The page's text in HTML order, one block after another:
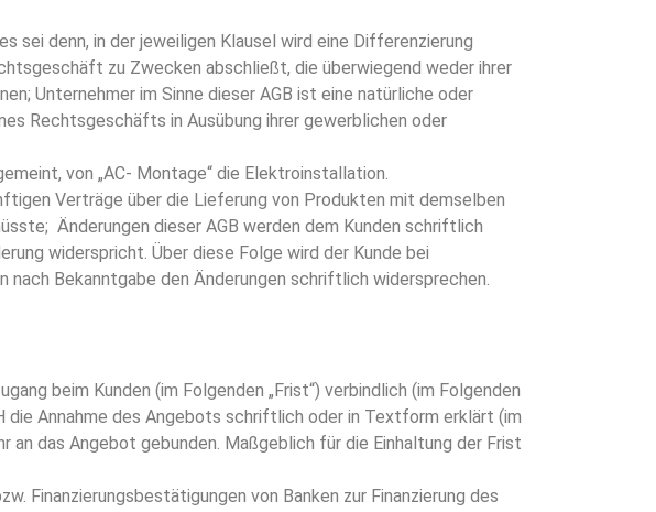
sei denn, in der jeweiligen Klausel wird eine Differenzierung
zu Zwecken abschließt, die überwiegend weder ihrer
Unternehmer im Sinne dieser AGB ist eine natürliche oder
Rechtsgeschäfts in Ausübung ihrer gewerblichen oder
von „AC- Montage“ die Elektroinstallation.
Verträge über die Lieferung von Produkten mit demselben
Änderungen dieser AGB werden dem Kunden schriftlich
widerspricht. Über diese Folge wird der Kunde bei
nach Bekanntgabe den Änderungen schriftlich widersprechen.
beim Kunden (im Folgenden „Frist“) verbindlich (im Folgenden
die Annahme des Angebots schriftlich oder in Textform erklärt (im
an das Angebot gebunden. Maßgeblich für die Einhaltung der Frist
Finanzierungsbestätigungen von Banken zur Finanzierung des